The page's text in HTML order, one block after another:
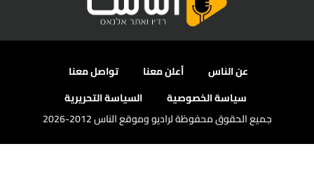
عن الناس أعلن معنا
تواصل معنا
سياسة الخصوصية
السياسة التحريرية
جميع الحقوق محفوظة لراديو وموقع الناس 2012-2026